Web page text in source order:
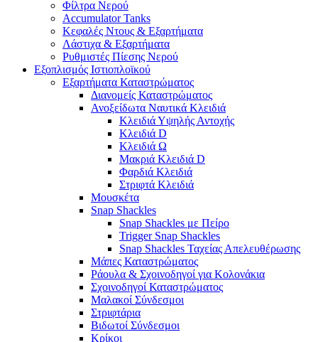
Φίλτρα Νερού
Accumulator Tanks
Κεφαλές Ντους & Εξαρτήματα
Λάστιχα & Εξαρτήματα
Ρυθμιστές Πίεσης Νερού
Εξοπλισμός Ιστιοπλοϊκού
Εξαρτήματα Καταστρώματος
Διανομείς Καταστρώματος
Ανοξείδωτα Ναυτικά Κλειδιά
Κλειδιά Υψηλής Αντοχής
Κλειδιά D
Κλειδιά Ω
Μακριά Κλειδιά D
Φαρδιά Κλειδιά
Στριφτά Κλειδιά
Μουσκέτα
Snap Shackles
Snap Shackles με Πείρο
Trigger Snap Shackles
Snap Shackles Ταχείας Απελευθέρωσης
Μάπες Καταστρώματος
Ράουλα & Σχοινοδηγοί για Κολονάκια
Σχοινοδηγοί Καταστρώματος
Μαλακοί Σύνδεσμοι
Στριφτάρια
Βιδωτοί Σύνδεσμοι
Κρίκοι